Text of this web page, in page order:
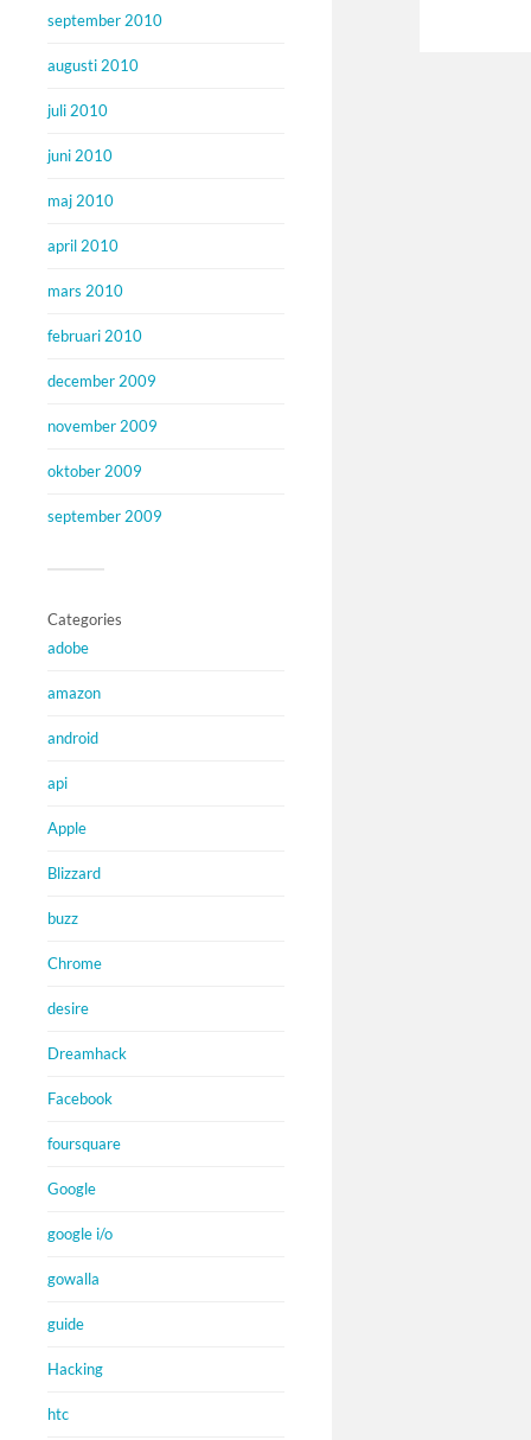
september 2010
augusti 2010
juli 2010
juni 2010
maj 2010
april 2010
mars 2010
februari 2010
december 2009
november 2009
oktober 2009
september 2009
Categories
adobe
amazon
android
api
Apple
Blizzard
buzz
Chrome
desire
Dreamhack
Facebook
foursquare
Google
google i/o
gowalla
guide
Hacking
htc